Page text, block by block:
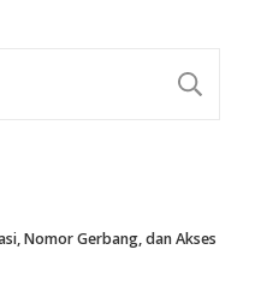
Nomor Gerbang, dan Akses